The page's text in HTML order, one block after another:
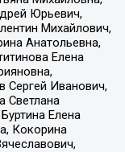
Юрьевич,
Михайлович,
Анатольевна,
Елена
Сергей Иванович,
Светлана
Елена
Кокорина